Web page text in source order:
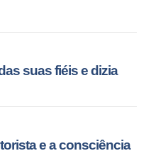
suas fiéis e dizia
e a consciência